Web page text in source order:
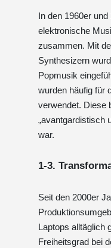
In den 1960er
elektronische
zusammen. Mit
Synthesizern
Popmusik
wurden häufig für
verwendet. Diese
„avantgardistisch
war.
1-3.
Seit den 2000er
Laptops alltäglich
Freiheitsgrad bei